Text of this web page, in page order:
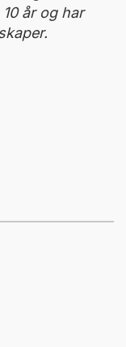
år og har